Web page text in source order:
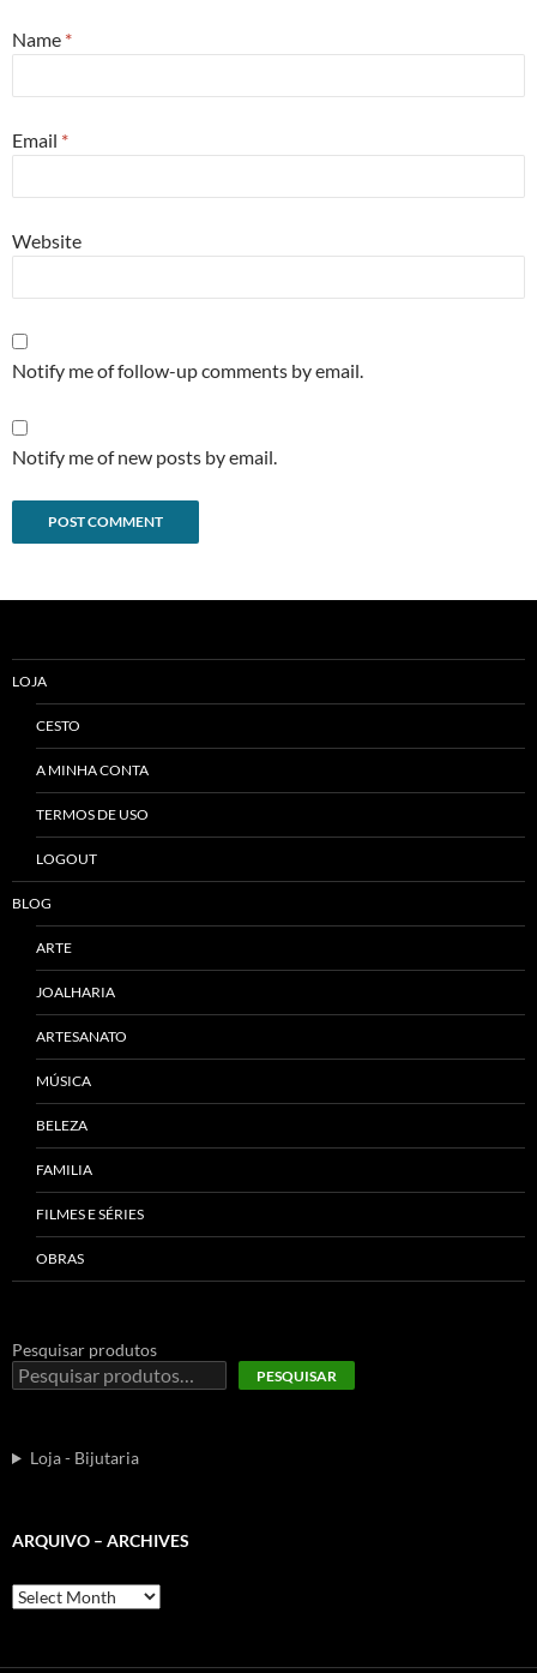
Name *
Email *
Website
Notify me of follow-up comments by email.
Notify me of new posts by email.
LOJA
CESTO
A MINHA CONTA
TERMOS DE USO
LOGOUT
BLOG
ARTE
JOALHARIA
ARTESANATO
MÚSICA
BELEZA
FAMILIA
FILMES E SÉRIES
OBRAS
Pesquisar produtos
PESQUISAR
Loja - Bijutaria
ARQUIVO – ARCHIVES
Arquivo
–